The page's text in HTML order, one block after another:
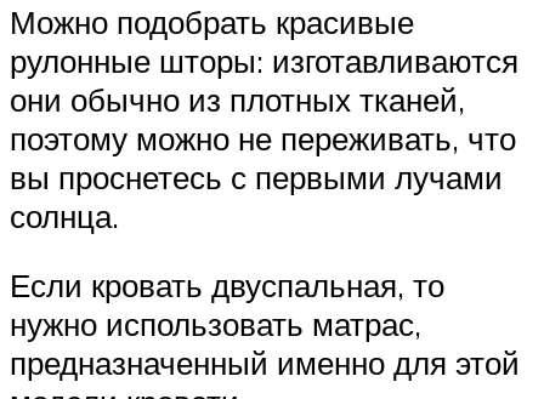
Можно подобрать красивые
рулонные шторы: изготавливаются
они обычно из плотных тканей,
поэтому можно не переживать, что
вы проснетесь с первыми лучами
солнца.
Если кровать двуспальная, то
нужно использовать матрас,
предназначенный именно для этой